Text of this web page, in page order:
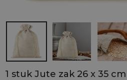
1 stuk Jute zak 26 x 35